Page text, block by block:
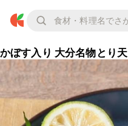
かぼす入り 大分名物とり天